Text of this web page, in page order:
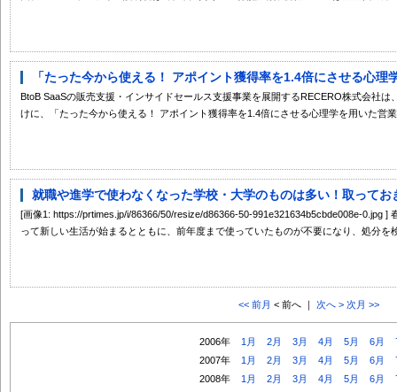
「たった今から使える！ アポイント獲得率を1.4倍にさせる心理
BtoB SaaSの販売支援・インサイドセールス支援事業を展開するRECERO株式会社
けに、「たった今から使える！ アポイント獲得率を1.4倍にさせる心理学を用いた営
就職や進学で使わなくなった学校・大学のものは多い！取ってお
[画像1: https://prtimes.jp/i/86366/50/resize/d86366-50-991e321634b5cbde008e-0.jpg ]
って新しい生活が始まるとともに、前年度まで使っていたものが不要になり、処分を
<< 前月 < 前へ ｜ 次へ > 次月 >>
2006年 1月 2月 3月 4月 5月 6月
2007年
1月 2月 3月 4月 5月 6月
2008年
1月 2月 3月 4月 5月 6月